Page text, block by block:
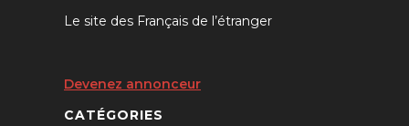
Le site des Français de l’étranger
Devenez annonceur
CATÉGORIES